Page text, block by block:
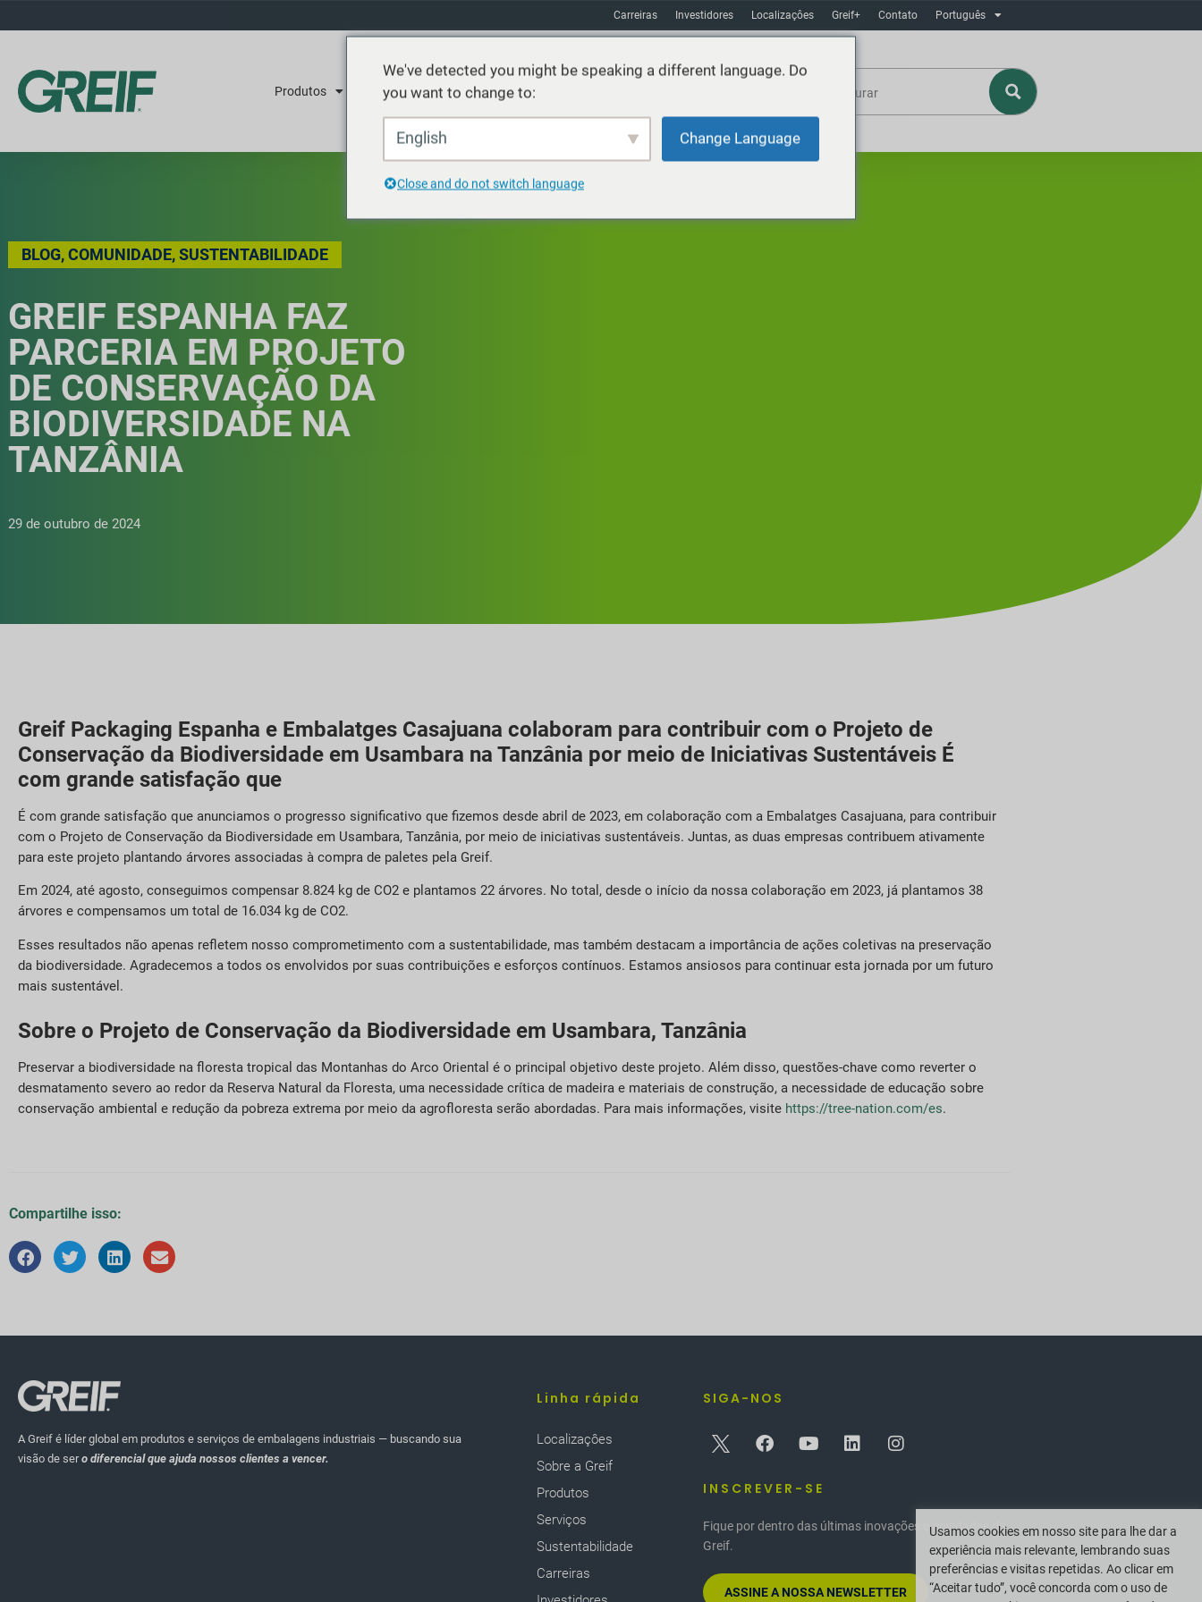
Carreiras Investidores Localizaçôes Greif+ Contato Português
Produtos Serviços Sustentabilidade
BLOG,COMUNIDADE,SUSTENTABILIDADE
GREIF ESPANHA FAZ
PARCERIA EM PROJETO
DE CONSERVAÇÃO DA
BIODIVERSIDADE NA
TANZÂNIA
29 de outubro de 2024
Greif Packaging Espanha e Embalatges Casajuana colaboram para contribuir com o Projeto de
Conservação da Biodiversidade em Usambara na Tanzânia por meio de Iniciativas Sustentáveis É
com grande satisfação que
É com grande satisfação que anunciamos o progresso significativo que fizemos desde abril de 2023, em colaboração com a Embalatges Casajuana, para contribuir
com o Projeto de Conservação da Biodiversidade em Usambara, Tanzânia, por meio de iniciativas sustentáveis. Juntas, as duas empresas contribuem ativamente
para este projeto plantando árvores associadas à compra de paletes pela Greif.
Em 2024, até agosto, conseguimos compensar 8.824 kg de CO2 e plantamos 22 árvores. No total, desde o início da nossa colaboração em 2023, já plantamos 38
árvores e compensamos um total de 16.034 kg de CO2.
Esses resultados não apenas refletem nosso comprometimento com a sustentabilidade, mas também destacam a importância de ações coletivas na preservação
da biodiversidade. Agradecemos a todos os envolvidos por suas contribuições e esforços contínuos. Estamos ansiosos para continuar esta jornada por um futuro
mais sustentável.
Sobre o Projeto de Conservação da Biodiversidade em Usambara, Tanzânia
Preservar a biodiversidade na floresta tropical das Montanhas do Arco Oriental é o principal objetivo deste projeto. Além disso, questões-chave como reverter o
desmatamento severo ao redor da Reserva Natural da Floresta, uma necessidade crítica de madeira e materiais de construção, a necessidade de educação sobre
conservação ambiental e redução da pobreza extrema por meio da agrofloresta serão abordadas. Para mais informações, visite https://tree-nation.com/es.
Compartilhe isso:
A Greif é líder global em produtos e serviços de embalagens industriais — buscando sua
visão de sero diferencial que ajuda nossos clientes a vencer.
Linha rápida
Localizaçôes
Sobre a Greif
Produtos
Serviços
Sustentabilidade
Carreiras
SIGA-NOS
INSCREVER-SE
Fique por dentro das últimas inovações e novidades da
Greif.
ASSINE A NOSSA NEWSLETTER
Usamos cookies em nosso site para lhe dar a
experiência mais relevante, lembrando suas
preferências e visitas repetidas. Ao clicar em
“Aceitar tudo”, você concorda com o uso de
We've detected you might be speaking a different language. Do
you want to change to:
English Change Language
Close and do not switch language